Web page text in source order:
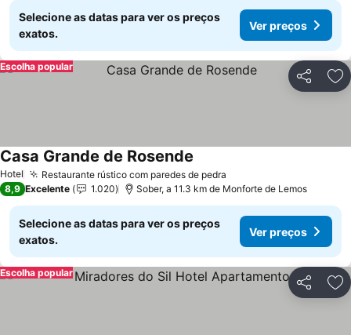
Selecione as datas para ver os preços
exatos.
Ver preços
Partilhar
Escolha popular
Hotel Restaurante rústico com paredes de pedra
Casa Grande de Rosende
8,9 Excelente 1.020 Sober, a 11.3 km de Monforte de Lemos
Selecione as datas para ver os preços
exatos.
Ver preços
Partilhar
Escolha popular